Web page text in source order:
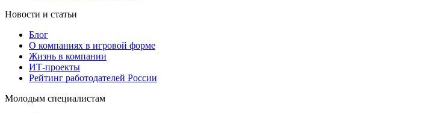
Новости и статьи
Блог
О компаниях в игровой форме
Жизнь в компании
ИТ-проекты
Рейтинг работодателей России
Молодым специалистам